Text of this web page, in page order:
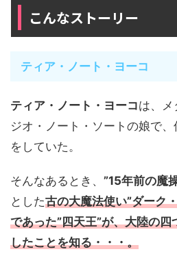
こんなストーリー
ティア・ノート・ヨーコ
ティア・ノート・ヨーコは、
ジオ・ノート・ソートの娘で
をしていた。
そんなあるとき、 ”15年前の魔
とした古の大魔法使い”ダーク
であった”四天王”が、大陸の
したことを知る・・・。